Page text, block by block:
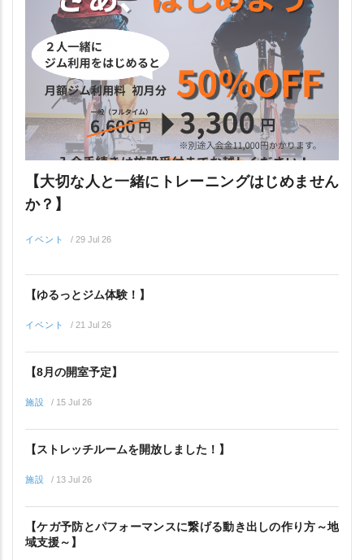
【大切な人と一緒にトレーニングはじめません
か？】
イベント / 29 Jul 26
【ゆるっとジム体験！】
イベント / 21 Jul 26
【8月の開室予定】
施設 / 15 Jul 26
【ストレッチルームを開放しました！】
施設 / 13 Jul 26
【ケガ予防とパフォーマンスに繋げる動き出しの作り方～地
域支援～】